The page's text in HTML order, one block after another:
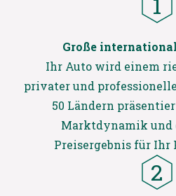
Große
Ihr Auto wird einem
privater und
50 Ländern
Marktdynamik und
Preisergebnis für Ihr